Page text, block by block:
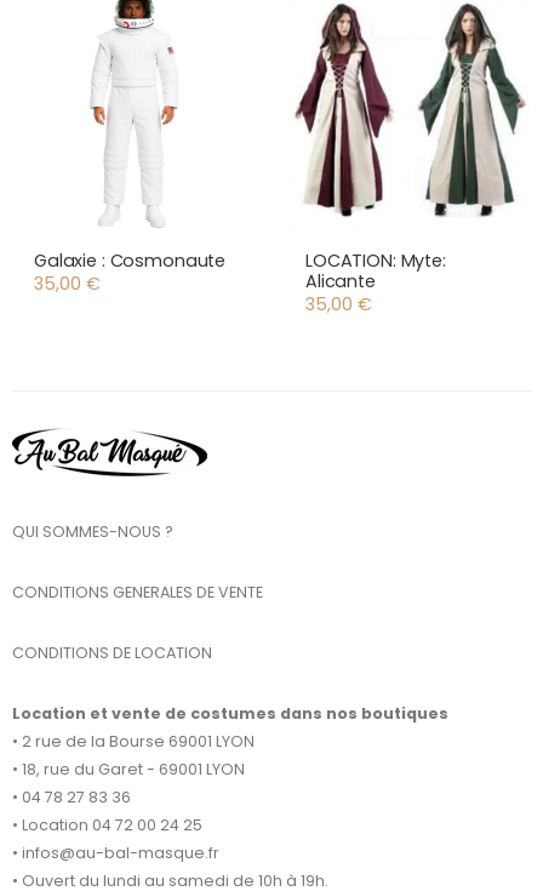
Galaxie : Cosmonaute
35,00 €
LOCATION: Myte:
Alicante
35,00 €
QUI SOMMES-NOUS ?
CONDITIONS GENERALES DE VENTE
CONDITIONS DE LOCATION
Location et vente de costumes dans nos boutiques
• 2 rue de la Bourse 69001 LYON
• 18, rue du Garet - 69001 LYON
• 04 78 27 83 36
• Location 04 72 00 24 25
• infos@au-bal-masque.fr
• Ouvert du lundi au samedi de 10h à 19h.